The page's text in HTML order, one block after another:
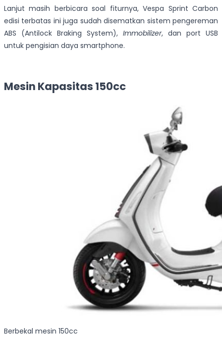
Lanjut masih berbicara soal fiturnya, Vespa Sprint Carbon
edisi terbatas ini juga sudah disematkan sistem pengereman
ABS (Antilock Braking System), Immobilizer, dan port USB
untuk pengisian daya smartphone.
Mesin Kapasitas 150cc
Berbekal mesin 150cc